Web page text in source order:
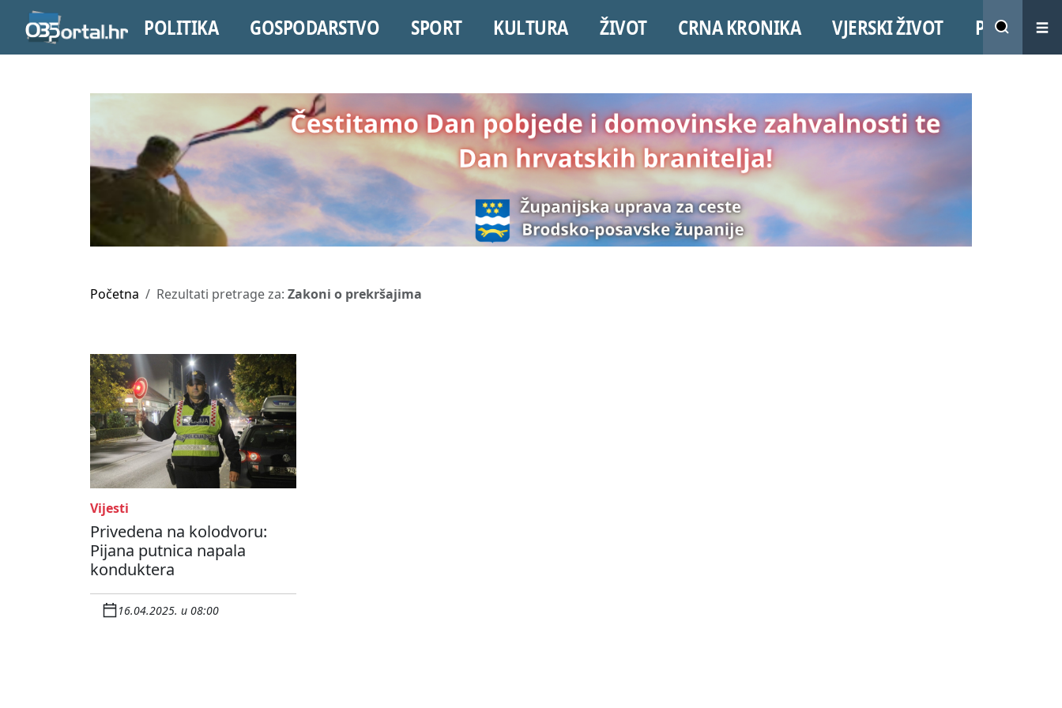
POLITIKA GOSPODARSTVO SPORT KULTURA ŽIVOT CRNA KRONIKA VJERSKI ŽIVOT PROMO
Početna Rezultati pretrage za: Zakoni o prekršajima
Vijesti
Privedena na kolodvoru:
Pijana putnica napala
konduktera
16.04.2025. u 08:00